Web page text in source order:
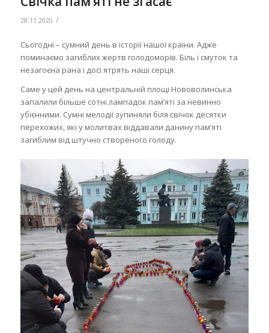
28.11.2020 /
Сьогодні – сумний день в історії нашої країни. Адже
поминаємо загиблих жертв голодоморів. Біль і смуток та
незагоєна рана і досі ятрять наші серця.
Саме у цей день на центральній площі Нововолинська
запалили більше сотні лампадок пам’яті за невинно
убієнними. Сумні мелодії зупиняли біля свічок десятки
перехожих, які у молитвах віддавали данину пам’яті
загиблим від штучно створеного голоду.